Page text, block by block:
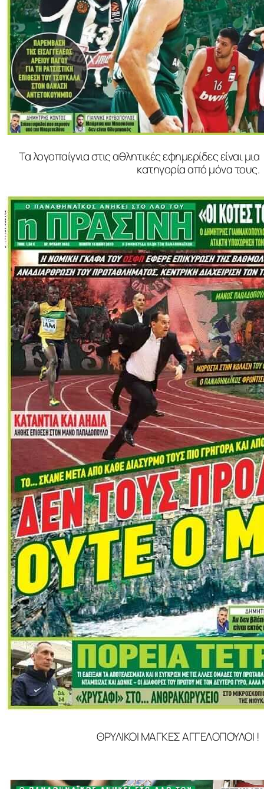
Τα λογοπαίγνια στις αθλητικές εφημερίδες είναι μια
κατηγορία από μόνα τους.
ΘΡΥΛΙΚΟΙ ΜΑΓΚΕΣ ΑΓΓΕΛΟΠΟΥΛΟΙ !